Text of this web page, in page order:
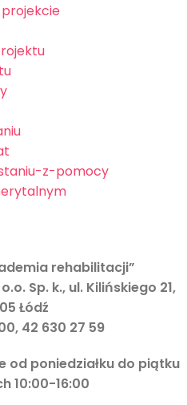
z-pomocy
rehabilitacji”
Sp. k., ul. Kilińskiego 21,
Łódź
42 630 27 59
od poniedziałku do piątku
10:00-16:00